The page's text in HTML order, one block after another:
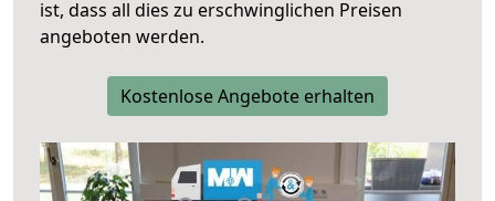
ist, dass all dies zu erschwinglichen Preisen
angeboten werden.
Kostenlose Angebote erhalten